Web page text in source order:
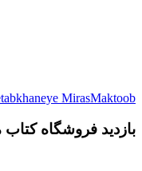
MirasMaktoob
بازدید فروشگاه کتاب